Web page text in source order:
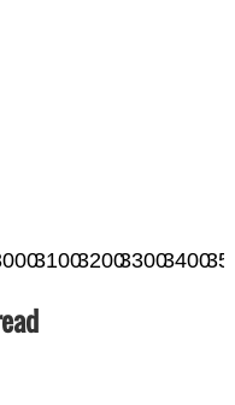
3100320033003400